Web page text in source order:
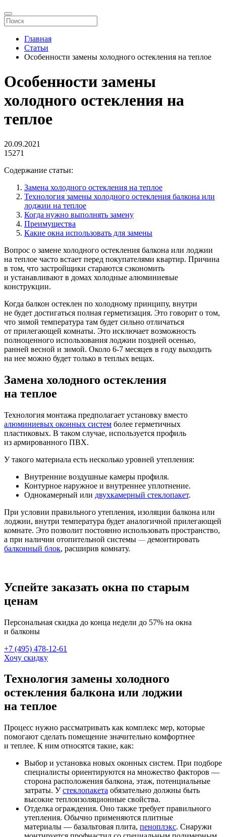
Главная
Статьи
Особенности замены холодного остекления на теплое
Особенности замены
холодного остекления на
теплое
20.09.2021
15271
Содержание статьи:
Замена холодного остекления на теплое
Технология замены холодного остекления балкона или
лоджии на теплое
Когда нужно выполнять замену
Преимущества
Какие окна использовать для замены
Вопрос о замене холодного остекления балкона или лоджии
на теплое часто встает перед покупателями квартир. Причина
в том, что застройщики стараются сэкономить
и устанавливают в домах холодные алюминиевые
конструкции.
Когда балкон остеклен по холодному принципу, внутри
не будет достигаться полная герметизация. Это говорит о том,
что зимой температура там будет сильно отличаться
от прилегающей комнаты. Это исключает возможность
полноценного использования лоджии поздней осенью,
ранней весной и зимой. Около 6-7 месяцев в году выходить
на нее можно будет только в теплых вещах.
Замена холодного остекления
на теплое
Технология монтажа предполагает установку вместо
алюминиевых оконных систем более герметичных
пластиковых. В таком случае, используется профиль
из армированного ПВХ.
У такого материала есть несколько уровней утепления:
Внутренние воздушные камеры профиля.
Контурное наружное и внутреннее уплотнение.
Однокамерный или двухкамерный стеклопакет.
При условии правильного утепления, изоляции балкона или
лоджии, внутри температура будет аналогичной прилегающей
комнате. Это позволит постоянно использовать пространство,
а при наличии отопительной системы — демонтировать
балконный блок, расширив комнату.
Успейте заказать окна по старым
ценам
Персональная скидка до конца недели до 57% на окна
и балконы
+7 (495) 478-12-61
Хочу скидку
Технология замены холодного
остекления балкона или лоджии
на теплое
Процесс нужно рассматривать как комплекс мер, которые
помогают сделать помещение значительно комфортнее
и теплее. К ним относятся такие, как:
Выбор и установка новых оконных систем. При подборе
специалисты ориентируются на множество факторов —
сторона расположения балкона, этаж, потенциальные
затраты. Устеклопакета обязательно должны быть
высокие теплоизоляционные свойства.
Отделка ограждения. Оно также требует правильного
утепления. Обычно применяются плитные
материалы — базальтовая плита, пеноплэкс. Снаружи